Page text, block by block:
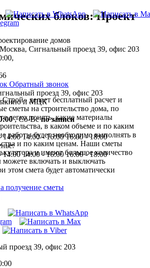
домов
Москва, Сигнальный проезд 39, офис 203
Обратный звонок
проезд 39, офис 203
и МЦК
,Сб-Вспо записи
14:00 14:00 - 16:00 16:00 - 18:00
14:00 14:00 - 16:00 16:00 - 18:00
блоков: Проект
делает бесплатный расчет и
сметы на строительство дома, по
легко понять, какие материалы
в каком объеме и по каким
работы будет необходимо выполнять в
и по каким ценам. Наши сметы
и имеют большое количество
включать и выключать
этом смета будет автоматически
получение сметы
проезд 39, офис 203